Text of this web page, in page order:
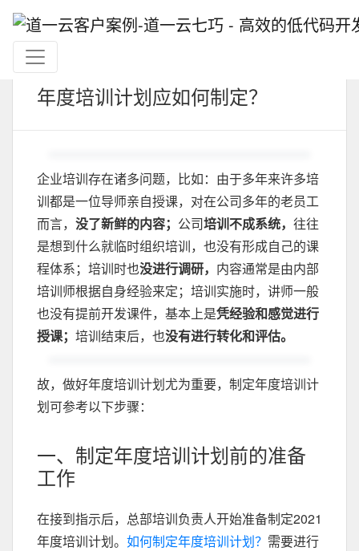
年度培训计划应如何制定？
企业培训存在诸多问题，比如：由于多年来许多培
训都是一位导师亲自授课，对在公司多年的老员工
而言， 没了新鲜的内容； 公司培训不成系统， 往往
是想到什么就临时组织培训，也没有形成自己的课
程体系；培训时也没进行调研， 内容通常是由内部
培训师根据自身经验来定；培训实施时，讲师一般
也没有提前开发课件，基本上是凭经验和感觉进行
授课； 培训结束后，也没有进行转化和评估。
故，做好年度培训计划尤为重要，制定年度培训计
划可参考以下步骤：
一、制定年度培训计划前的准备
工作
在接到指示后，总部培训负责人开始准备制定2021
年度培训计划。 如何制定年度培训计划？ 需要进行